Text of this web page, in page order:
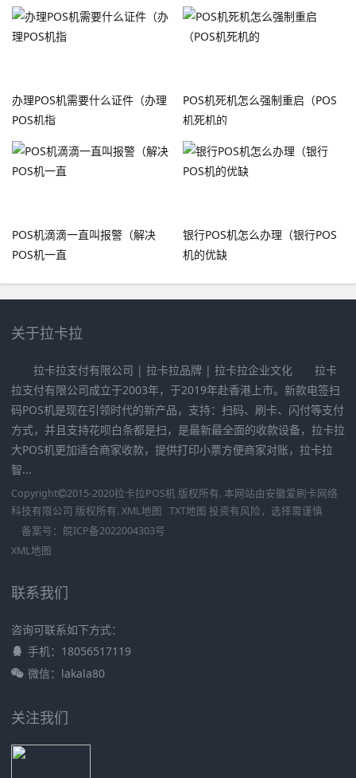
办理POS机需要什么证件（办理
POS机指
POS机死机怎么强制重启（POS
机死机的
POS机滴滴一直叫报警（解决
POS机一直
银行POS机怎么办理（银行POS
机的优缺
关于拉卡拉
拉卡拉支付有限公司 | 拉卡拉品牌 | 拉卡拉企业文化 拉卡
拉支付有限公司成立于2003年，于2019年赴香港上市。新款电签扫
码POS机是现在引领时代的新产品，支持：扫码、刷卡、闪付等支付
方式，并且支持花呗白条都是扫，是最新最全面的收款设备，拉卡拉
大POS机更加适合商家收款，提供打印小票方便商家对账，拉卡拉
智...
Copyright 2015-2020拉卡拉POS机 版权所有. 本网站由安徽爱刷卡网络
科技有限公司 版权所有. XML地图 TXT地图 投资有风险，选择需谨慎
备案号： 皖ICP备2022004303号
XML地图
联系我们
咨询可联系如下方式：
手机：18056517119
微信：lakala80
关注我们